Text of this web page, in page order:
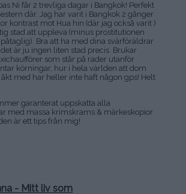
Ni får 2 trevliga dagar i Bangkok! Perfekt
där. Jag har varit i Bangkok 2 gånger
kontrast mot Hua hin (där jag också varit )
stad att uppleva (minus prostitutionen
Bra att ha med dina svärföräldrar
är ju ingen liten stad precis. Brukar
som står på rader utanför
körningar, hur i hela världen att dom
med har heller inte haft någon gps! Helt
garanterat uppskatta alla
med massa krimskrams & märkeskopior
är ett tips från mig!
- Mitt liv som